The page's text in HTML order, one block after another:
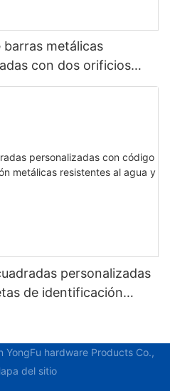
metálicas
con dos orificios
estable.
personalizadas
de identificación
hardware Products Co.,
del sitio